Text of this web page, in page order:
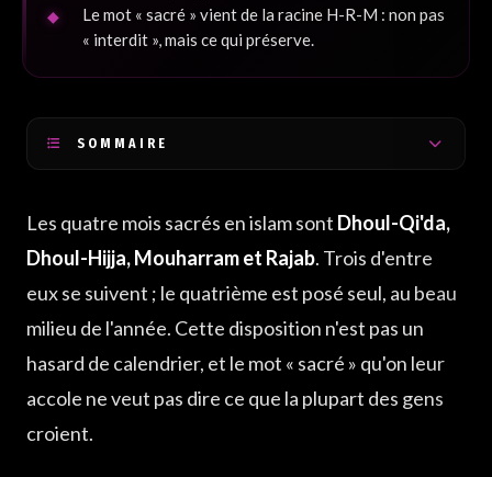
Le mot « sacré » vient de la racine H-R-M : non pas
« interdit », mais ce qui préserve.
SOMMAIRE
Pourquoi trois mois se suivent et un seul est isolé ?
Que veut vraiment dire « mois sacré » ?
Pourquoi cette préservation plutôt qu'une liste
d'interdits ?
Les quatre mois sacrés en islam sont Dhoul-Qi'da,
Dhoul-Hijja, Mouharram et Rajab. Trois d'entre
eux se suivent ; le quatrième est posé seul, au beau
milieu de l'année. Cette disposition n'est pas un
hasard de calendrier, et le mot « sacré » qu'on leur
accole ne veut pas dire ce que la plupart des gens
croient.